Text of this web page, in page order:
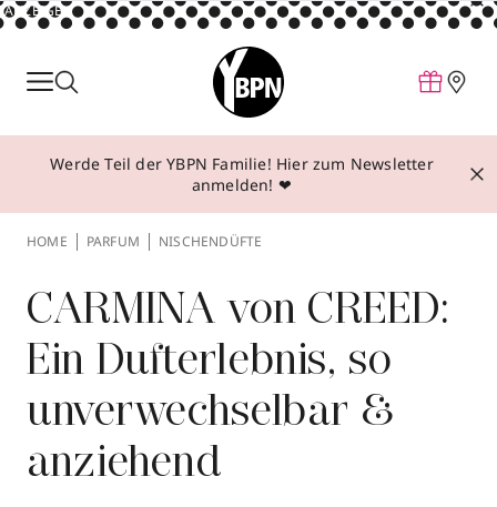
ANZEIGE
Parfum
Make-up
Behandlungen
Über YBPN
Aktionen
Storefinder
Werde Teil der YBPN Familie! Hier zum Newsletter
anmelden! ❤
HOME PARFUM NISCHENDÜFTE
CARMINA von CREED:
Ein Dufterlebnis, so
unverwechselbar &
anziehend